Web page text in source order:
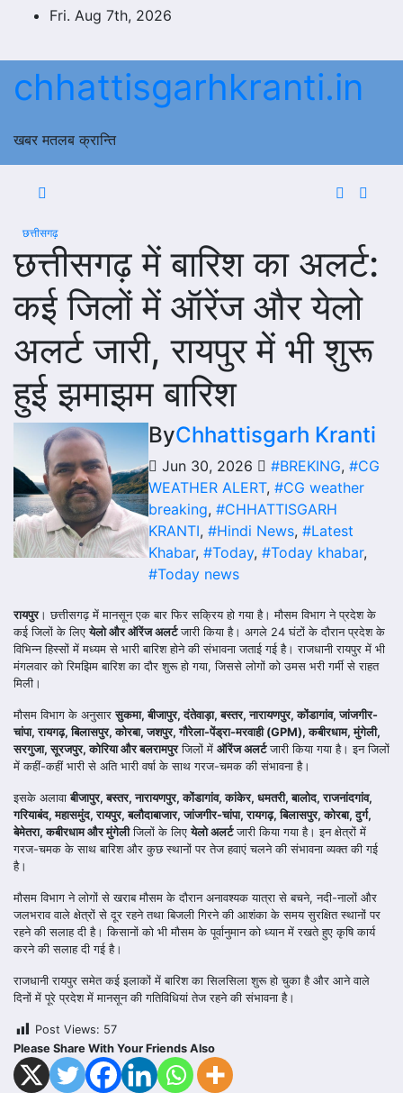
Fri. Aug 7th, 2026
chhattisgarhkranti.in
खबर मतलब क्रान्ति
छत्तीसगढ़
छत्तीसगढ़ में बारिश का अलर्ट:
कई जिलों में ऑरेंज और येलो
अलर्ट जारी, रायपुर में भी शुरू
हुई झमाझम बारिश
ByChhattisgarh Kranti
Jun 30, 2026 #BREKING, #CG
WEATHER ALERT, #CG weather
breaking, #CHHATTISGARH
KRANTI, #Hindi News, #Latest
Khabar, #Today, #Today khabar,
#Today news
रायपुर। छत्तीसगढ़ में मानसून एक बार फिर सक्रिय हो गया है। मौसम विभाग ने प्रदेश के
कई जिलों के लिएयेलो और ऑरेंज अलर्टजारी किया है। अगले 24 घंटों के दौरान प्रदेश के
विभिन्न हिस्सों में मध्यम से भारी बारिश होने की संभावना जताई गई है। राजधानी रायपुर में भी
मंगलवार को रिमझिम बारिश का दौर शुरू हो गया, जिससे लोगों को उमस भरी गर्मी से राहत
मिली।
मौसम विभाग के अनुसारसुकमा, बीजापुर, दंतेवाड़ा, बस्तर, नारायणपुर, कोंडागांव, जांजगीर-
चांपा, रायगढ़, बिलासपुर, कोरबा, जशपुर, गौरेला-पेंड्रा-मरवाही (GPM), कबीरधाम, मुंगेली,
सरगुजा, सूरजपुर, कोरिया और बलरामपुरजिलों में ऑरेंज अलर्टजारी किया गया है। इन जिलों
में कहीं-कहीं भारी से अति भारी वर्षा के साथ गरज-चमक की संभावना है।
इसके अलावाबीजापुर, बस्तर, नारायणपुर, कोंडागांव, कांकेर, धमतरी, बालोद, राजनांदगांव,
गरियाबंद, महासमुंद, रायपुर, बलौदाबाजार, जांजगीर-चांपा, रायगढ़, बिलासपुर, कोरबा, दुर्ग,
बेमेतरा, कबीरधाम और मुंगेलीजिलों के लिएयेलो अलर्टजारी किया गया है। इन क्षेत्रों में
गरज-चमक के साथ बारिश और कुछ स्थानों पर तेज हवाएं चलने की संभावना व्यक्त की गई
है।
मौसम विभाग ने लोगों से खराब मौसम के दौरान अनावश्यक यात्रा से बचने, नदी-नालों और
जलभराव वाले क्षेत्रों से दूर रहने तथा बिजली गिरने की आशंका के समय सुरक्षित स्थानों पर
रहने की सलाह दी है। किसानों को भी मौसम के पूर्वानुमान को ध्यान में रखते हुए कृषि कार्य
करने की सलाह दी गई है।
राजधानी रायपुर समेत कई इलाकों में बारिश का सिलसिला शुरू हो चुका है और आने वाले
दिनों में पूरे प्रदेश में मानसून की गतिविधियां तेज रहने की संभावना है।
Post Views: 57
Please Share With Your Friends Also